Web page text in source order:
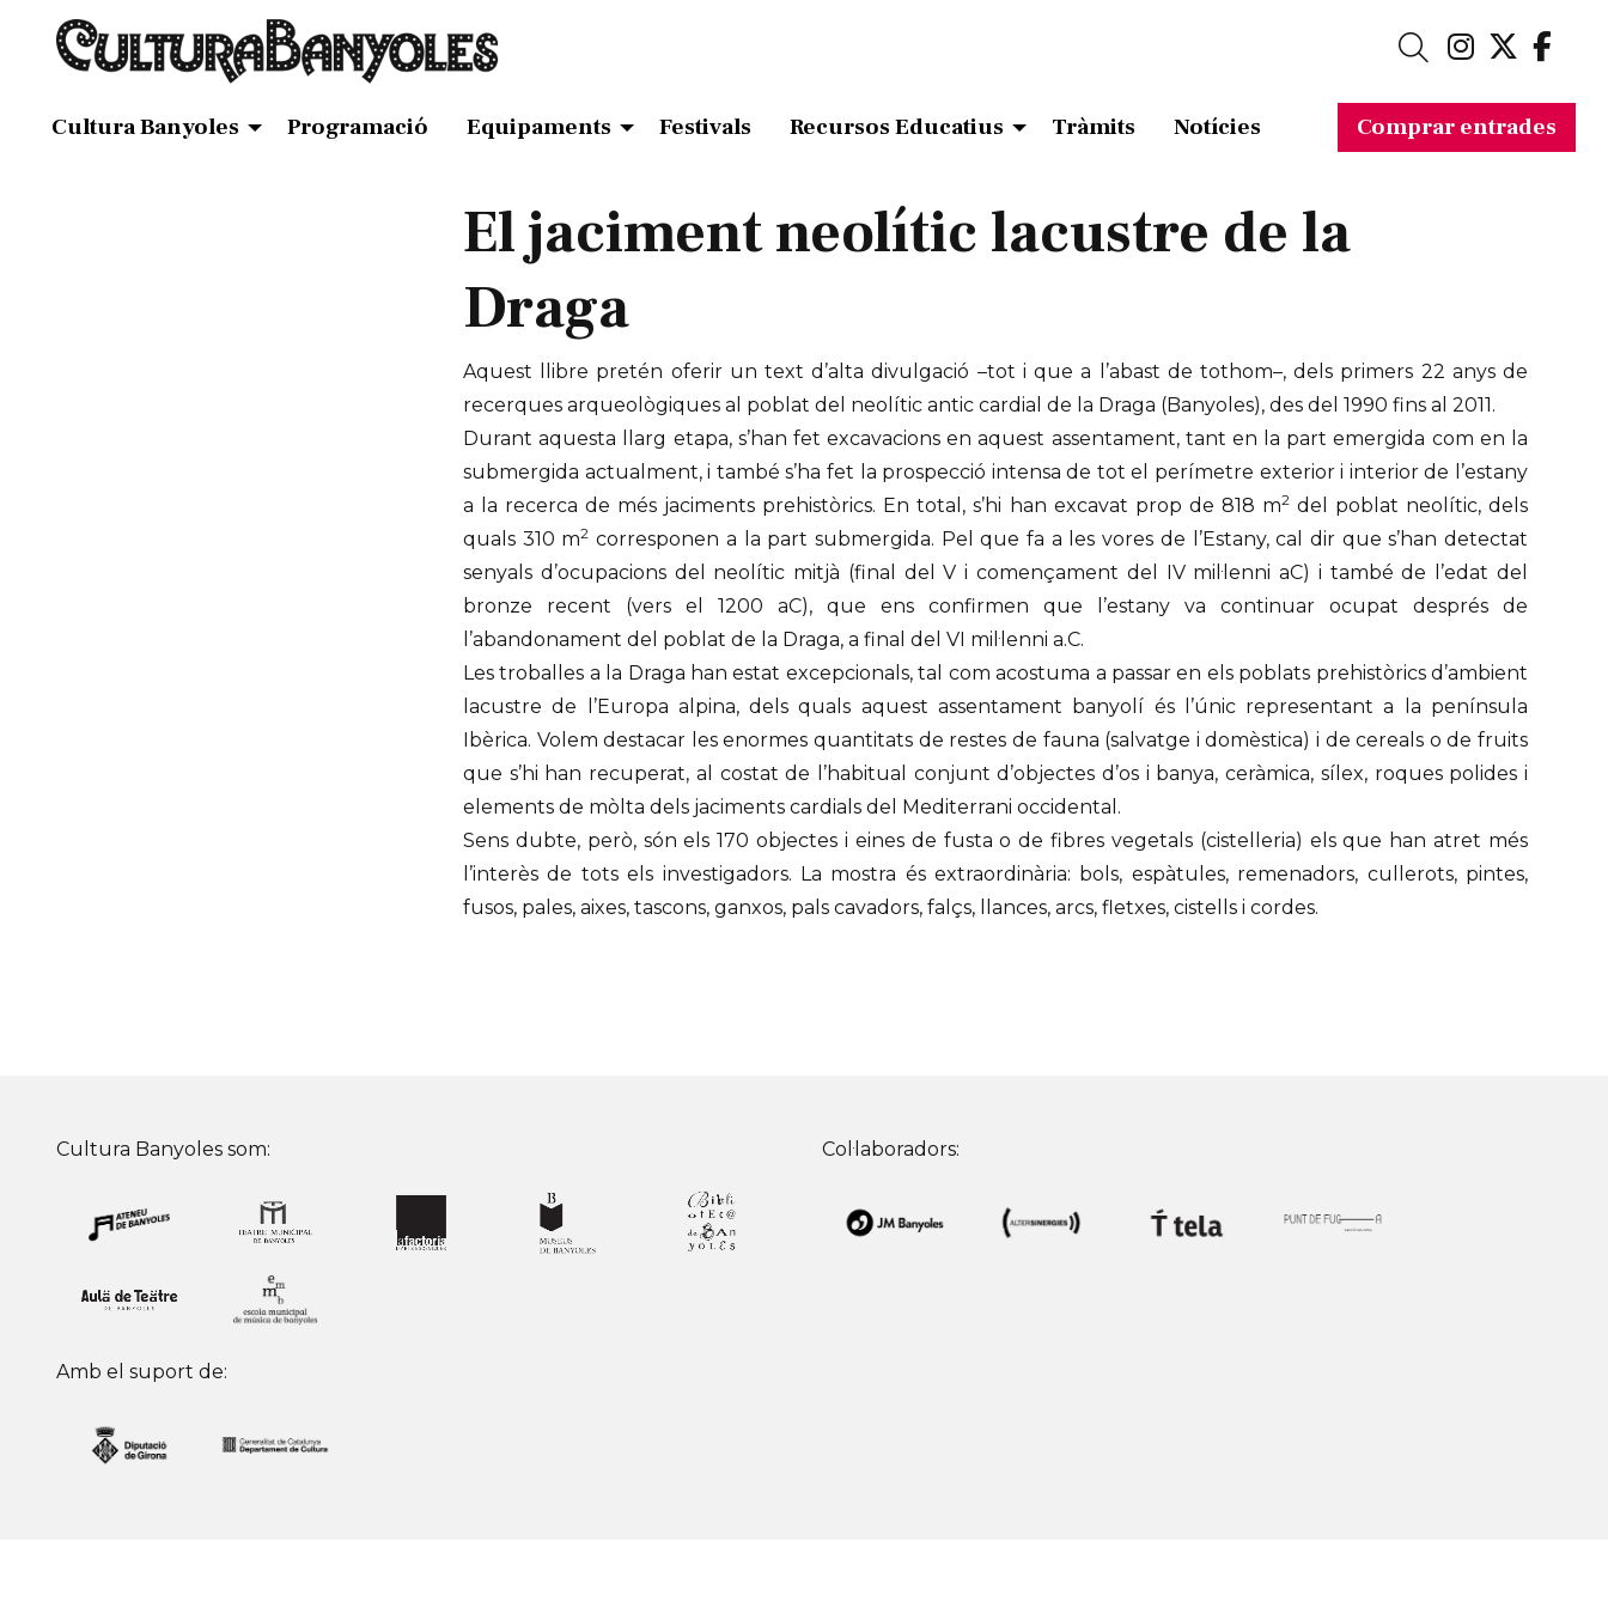
Link aLink
Cerca
Cultura Banyoles Programació Equipaments Festivals Recursos Educatius Tràmits Notícies Comprar entrades
El jaciment neolític lacustre de la
Draga
Aquest llibre pretén oferir un text d’alta divulgació –tot i que a l’abast de tothom–, dels primers 22 anys de
recerques arqueològiques al poblat del neolític antic cardial de la Draga (Banyoles), des del 1990 fins al 2011.
Durant aquesta llarg etapa, s’han fet excavacions en aquest assentament, tant en la part emergida com en la
submergida actualment, i també s’ha fet la prospecció intensa de tot el perímetre exterior i interior de l’estany
a la recerca de més jaciments prehistòrics. En total, s’hi han excavat prop de 818 m2del poblat neolític, dels
quals 310 m2 corresponen a la part submergida. Pel que fa a les vores de l’Estany, cal dir que s’han detectat
senyals d’ocupacions del neolític mitjà (final del V i començament del IV mil·lenni aC) i també de l’edat del
bronze recent (vers el 1200 aC), que ens confirmen que l’estany va continuar ocupat després de
l’abandonament del poblat de la Draga, a final del VI mil·lenni a.C.
Les troballes a la Draga han estat excepcionals, tal com acostuma a passar en els poblats prehistòrics d’ambient
lacustre de l’Europa alpina, dels quals aquest assentament banyolí és l’únic representant a la península
Ibèrica. Volem destacar les enormes quantitats de restes de fauna (salvatge i domèstica) i de cereals o de fruits
que s’hi han recuperat, al costat de l’habitual conjunt d’objectes d’os i banya, ceràmica, sílex, roques polides i
elements de mòlta dels jaciments cardials del Mediterrani occidental.
Sens dubte, però, són els 170 objectes i eines de fusta o de fibres vegetals (cistelleria) els que han atret més
l’interès de tots els investigadors. La mostra és extraordinària: bols, espàtules, remenadors, cullerots, pintes,
fusos, pales, aixes, tascons, ganxos, pals cavadors, falçs, llances, arcs, fletxes, cistells i cordes.
Cultura Banyoles som:
Amb el suport de:
Col·laboradors: